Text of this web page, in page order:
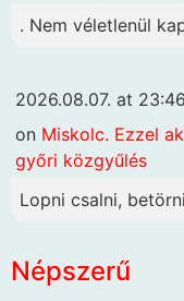
. Nem véletlenül
2026.08.07. at 23:46
on Miskolc. Ezzel
győri közgyűlés
Lopni csalni,
Népszerű